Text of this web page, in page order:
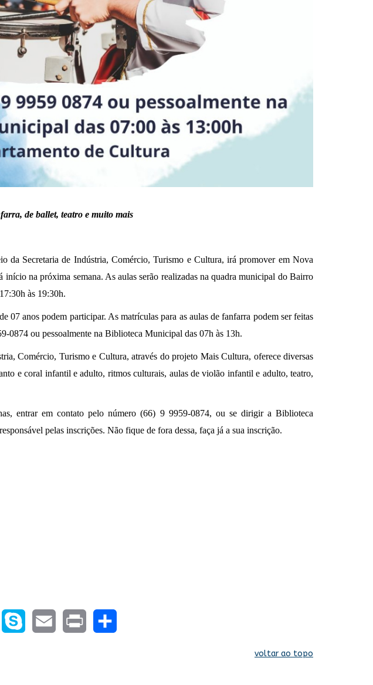
de ballet, teatro e muito mais
da Secretaria de Indústria, Comércio, Turismo e Cultura, irá promover em Nova
na próxima semana. As aulas serão realizadas na quadra municipal do Bairro
às 19:30h.
07 anos podem participar. As matrículas para as aulas de fanfarra podem ser feitas
0874 ou pessoalmente na Biblioteca Municipal das 07h às 13h.
Comércio, Turismo e Cultura, através do projeto Mais Cultura, oferece diversas
e coral infantil e adulto, ritmos culturais, aulas de violão infantil e adulto, teatro,
entrar em contato pelo número (66) 9 9959-0874, ou se dirigir a Biblioteca
pelas inscrições. Não fique de fora dessa, faça já a sua inscrição.
voltar ao topo